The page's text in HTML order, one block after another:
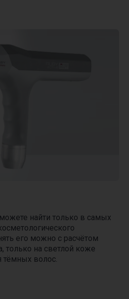
найти только в самых
его можно с расчётом
только на светлой коже
тёмных волос.